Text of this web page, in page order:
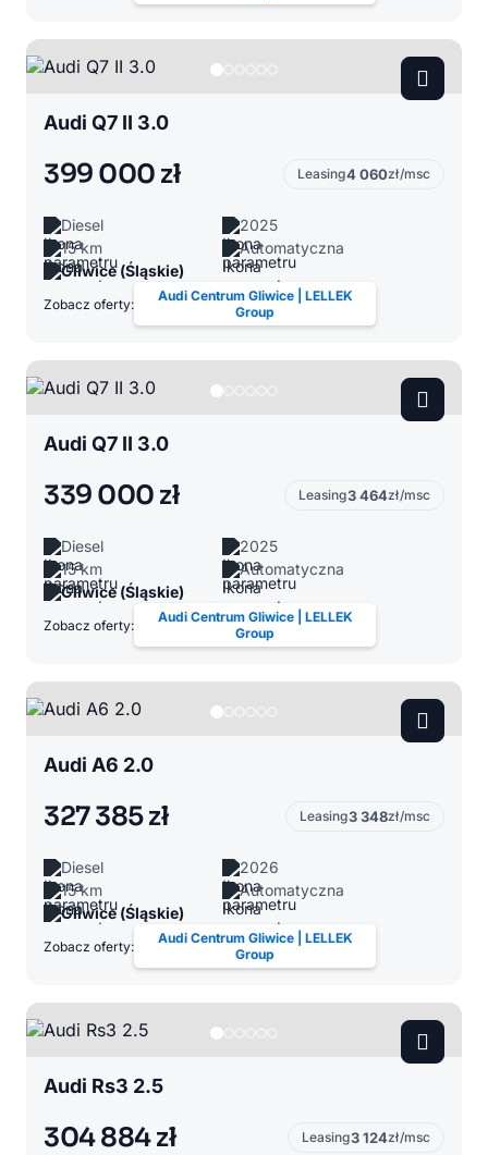
Audi Q7 II 3.0
399 000 zł Leasing4 060zł/msc
Diesel
2025
15 km
Automatyczna
Gliwice (Śląskie)
Zobacz oferty:
Audi Centrum Gliwice | LELLEK
Group
Audi Q7 II 3.0
339 000 zł Leasing3 464zł/msc
Diesel
2025
15 km
Automatyczna
Gliwice (Śląskie)
Zobacz oferty:
Audi Centrum Gliwice | LELLEK
Group
Audi A6 2.0
327 385 zł Leasing3 348zł/msc
Diesel
2026
15 km
Automatyczna
Gliwice (Śląskie)
Zobacz oferty:
Audi Centrum Gliwice | LELLEK
Group
Audi Rs3 2.5
304 884 zł Leasing3 124zł/msc